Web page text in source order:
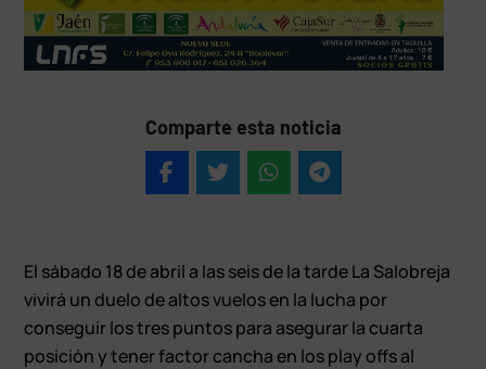
Comparte esta noticia
El sábado 18 de abril a las seis de la tarde La Salobreja
vivirá un duelo de altos vuelos en la lucha por
conseguir los tres puntos para asegurar la cuarta
posición y tener factor cancha en los play offs al